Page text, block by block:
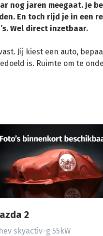
nog jaren meegaat. Je
En toch rijd je in een
Wel direct inzetbaar.
Jij kiest een auto,
is. Ruimte om te
2
skyactiv-g 55kW